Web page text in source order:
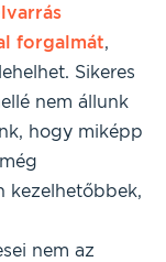
forgalmát,
Sikeres
nem állunk
hogy miképp
kezelhetőbbek,
nem az